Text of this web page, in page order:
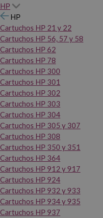
HP
HP
Cartuchos HP 21 y 22
Cartuchos HP 56, 57 y 58
Cartuchos HP 62
Cartuchos HP 78
Cartuchos HP 300
Cartuchos HP 301
Cartuchos HP 302
Cartuchos HP 303
Cartuchos HP 304
Cartuchos HP 305 y 307
Cartuchos HP 308
Cartuchos HP 350 y 351
Cartuchos HP 364
Cartuchos HP 912 y 917
Cartuchos HP 924
Cartuchos HP 932 y 933
Cartuchos HP 934 y 935
Cartuchos HP 937